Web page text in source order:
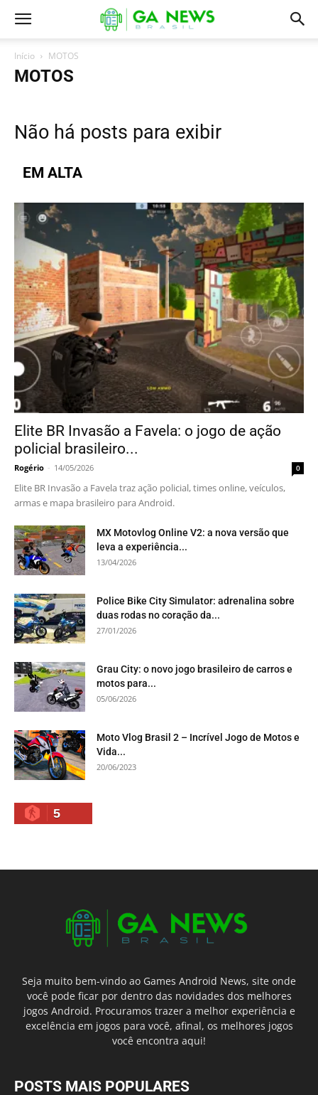
Início MOTOS
MOTOS
Não há posts para exibir
EM ALTA
Elite BR Invasão a Favela: o jogo de ação
policial brasileiro...
Rogério - 14/05/2026 0
Elite BR Invasão a Favela traz ação policial, times online, veículos,
armas e mapa brasileiro para Android.
MX Motovlog Online V2: a nova versão que
leva a experiência...
13/04/2026
Police Bike City Simulator: adrenalina sobre
duas rodas no coração da...
27/01/2026
Grau City: o novo jogo brasileiro de carros e
motos para...
05/06/2026
Moto Vlog Brasil 2 – Incrível Jogo de Motos e
Vida...
20/06/2023
5
Seja muito bem-vindo ao Games Android News, site onde
você pode ficar por dentro das novidades dos melhores
jogos Android. Procuramos trazer a melhor experiência e
excelência em jogos para você, afinal, os melhores jogos
você encontra aqui!
POSTS MAIS POPULARES